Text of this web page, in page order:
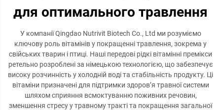
для оптимального травлення
У компанії Qingdao Nutrivit Biotech Co., Ltd ми розуміємо
ключову роль вітамінів у покращенні травлення, зокрема у
свійських тварин і птиці. Наші передові рідкі вітамінні премікси
ретельно розроблені за німецькою технологією, що забезпечує
високу розчинність у холодній воді та стабільність продукту. Ці
вітаміни призначені для підтримки здоров’я травної системи
шляхом сприяння всмоктуванню поживних речовин,
зменшення стресу у травному тракті та покращення загальної